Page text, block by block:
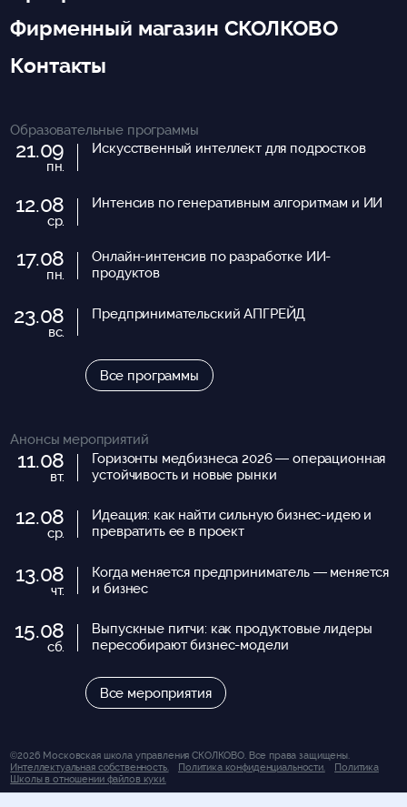
Фирменный магазин СКОЛКОВО
Контакты
Образовательные программы
21.09
пн.
Искусственный интеллект для подростков
12.08
ср.
Интенсив по генеративным алгоритмам и ИИ
17.08
пн.
Онлайн-интенсив по разработке ИИ-
продуктов
23.08
вс.
Предпринимательский АПГРЕЙД
Все программы
Анонсы мероприятий
11.08
вт.
Горизонты медбизнеса 2026 — операционная
устойчивость и новые рынки
12.08
ср.
Идеация: как найти сильную бизнес-идею и
превратить ее в проект
13.08
чт.
Когда меняется предприниматель — меняется
и бизнес
15.08
сб.
Выпускные питчи: как продуктовые лидеры
пересобирают бизнес-модели
Все мероприятия
©2026 Московская школа управления СКОЛКОВО. Все права защищены.
Интеллектуальная собственность.
Политика конфиденциальности.
Политика
Школы в отношении файлов куки.